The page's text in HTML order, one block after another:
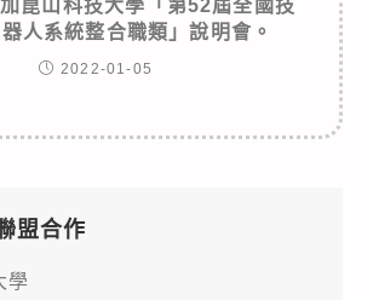
崑山科技大學「第52屆全國技
人系統整合職類」說明會。
2022-01-05
盟合作
學